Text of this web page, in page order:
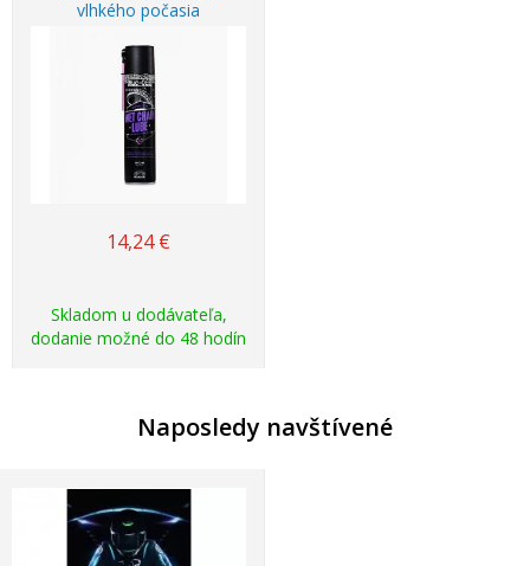
vlhkého počasia
14,24 €
Skladom u dodávateľa,
dodanie možné do 48 hodín
Naposledy navštívené